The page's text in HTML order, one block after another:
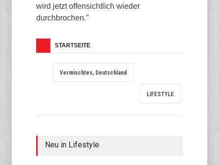
wird jetzt offensichtlich wieder
durchbrochen."
STARTSEITE
Vermischtes, Deutschland
LIFESTYLE
Neu in Lifestyle